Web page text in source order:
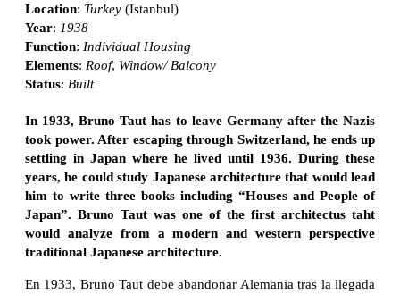
Location: Turkey (Istanbul)
Year: 1938
Function: Individual Housing
Elements: Roof, Window/ Balcony
Status: Built
In 1933, Bruno Taut has to leave Germany after the Nazis
took power. After escaping through Switzerland, he ends up
settling in Japan where he lived until 1936. During these
years, he could study Japanese architecture that would lead
him to write three books including “Houses and People of
Japan”. Bruno Taut was one of the first architectus taht
would analyze from a modern and western perspective
traditional Japanese architecture.
En 1933, Bruno Taut debe abandonar Alemania tras la llegada